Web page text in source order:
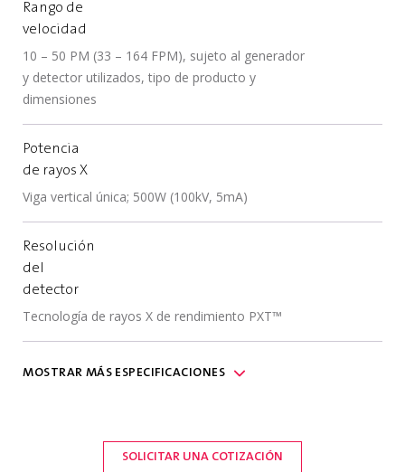
Rango de
velocidad
10 – 50 PM (33 – 164 FPM), sujeto al generador
y detector utilizados, tipo de producto y
dimensiones
Potencia
de rayos X
Viga vertical única; 500W (100kV, 5mA)
Resolución
del
detector
Tecnología de rayos X de rendimiento PXT™
Comunicación
MOSTRAR MÁS ESPECIFICACIONES
SOLICITAR UNA COTIZACIÓN